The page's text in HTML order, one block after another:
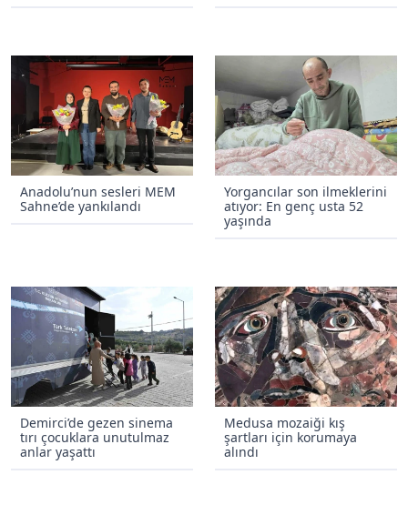
Anadolu’nun sesleri MEM
Sahne’de yankılandı
Yorgancılar son ilmeklerini
atıyor: En genç usta 52
yaşında
Demirci’de gezen sinema
tırı çocuklara unutulmaz
anlar yaşattı
Medusa mozaiği kış
şartları için korumaya
alındı